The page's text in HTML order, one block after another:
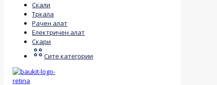
Скали
Тркала
Рачен алат
Електричен алат
Скари
Сите категории